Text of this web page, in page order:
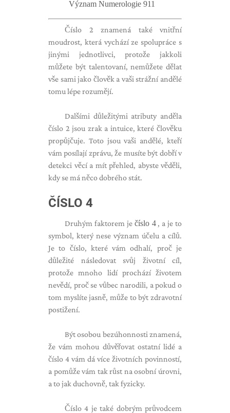
Význam Numerologie 911
Číslo 2 znamená také vnitřní
moudrost, která vychází ze spolupráce s
jinými jednotlivci, protože jakkoli
můžete být talentovaní, nemůžete dělat
vše sami jako člověk a vaši strážní andělé
tomu lépe rozumějí.
Dalšími důležitými atributy anděla
číslo 2 jsou zrak a intuice, které člověku
propůjčuje. Toto jsou vaši andělé, kteří
vám posílají zprávu, že musíte být dobří v
detekci věcí a mít přehled, abyste věděli,
kdy se má něco dobrého stát.
ČÍSLO 4
Druhým faktorem je číslo 4, a je to
symbol, který nese význam účelu a cílů.
Je to číslo, které vám odhalí, proč je
důležité následovat svůj životní cíl,
protože mnoho lidí prochází životem
nevědí, proč se vůbec narodili, a pokud o
tom myslíte jasně, může to být zdravotní
postižení.
Být osobou bezúhonnosti znamená,
že vám mohou důvěřovat ostatní lidé a
číslo 4 vám dá více životních povinností,
a pomůže vám tak růst na osobní úrovni,
a to jak duchovně, tak fyzicky.
Číslo 4 je také dobrým průvodcem